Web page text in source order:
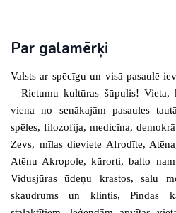
Par galamērķi
Valsts ar spēcīgu un visā pasaulē
– Rietumu kultūras šūpulis! Vieta,
viena no senākajām pasaules
spēles, filozofija, medicīna,
Zevs, mīlas dieviete Afrodīte,
Atēnu Akropole, kūrorti, balto
Vidusjūras ūdeņu krastos, salu
skaudrums un klintis, Pindas